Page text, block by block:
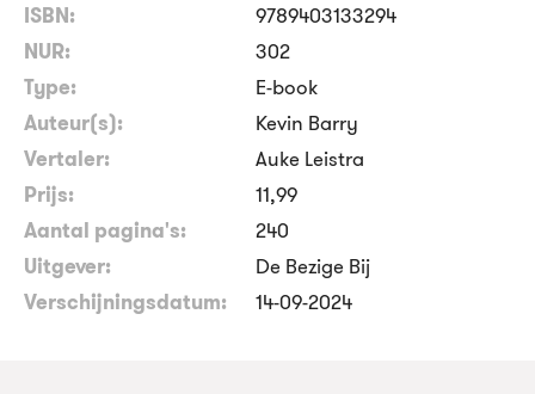
ISBN:
9789403133294
NUR:
302
Type:
E-book
Auteur(s):
Kevin Barry
Vertaler:
Auke Leistra
Prijs:
11,99
Aantal pagina's:
240
Uitgever:
De Bezige Bij
Verschijningsdatum:
14-09-2024